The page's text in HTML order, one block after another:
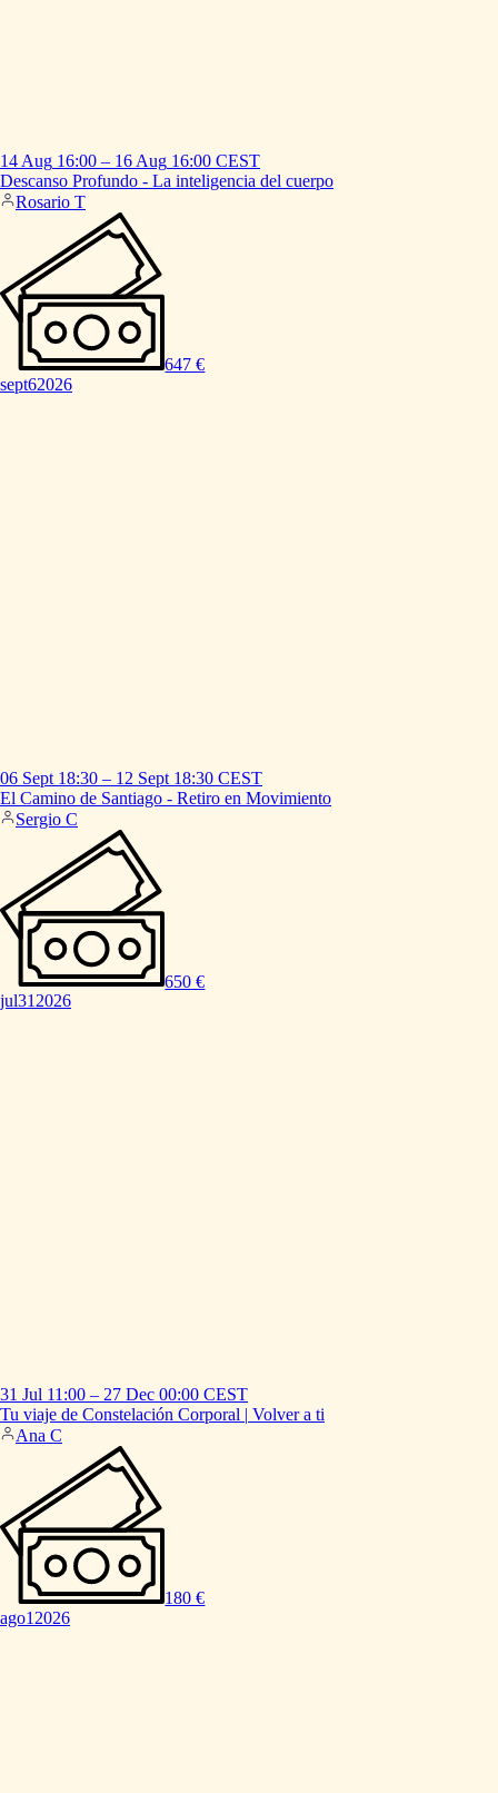
14 Aug 16:00 – 16 Aug 16:00 CEST
Descanso Profundo - La inteligencia del cuerpo
Rosario T
647 €
sept62026
06 Sept 18:30 – 12 Sept 18:30 CEST
El Camino de Santiago - Retiro en Movimiento
Sergio C
650 €
jul31 2026
31 Jul 11:00 – 27 Dec 00:00 CEST
Tu viaje de Constelación Corporal | Volver a ti
Ana C
180 €
ago1 2026